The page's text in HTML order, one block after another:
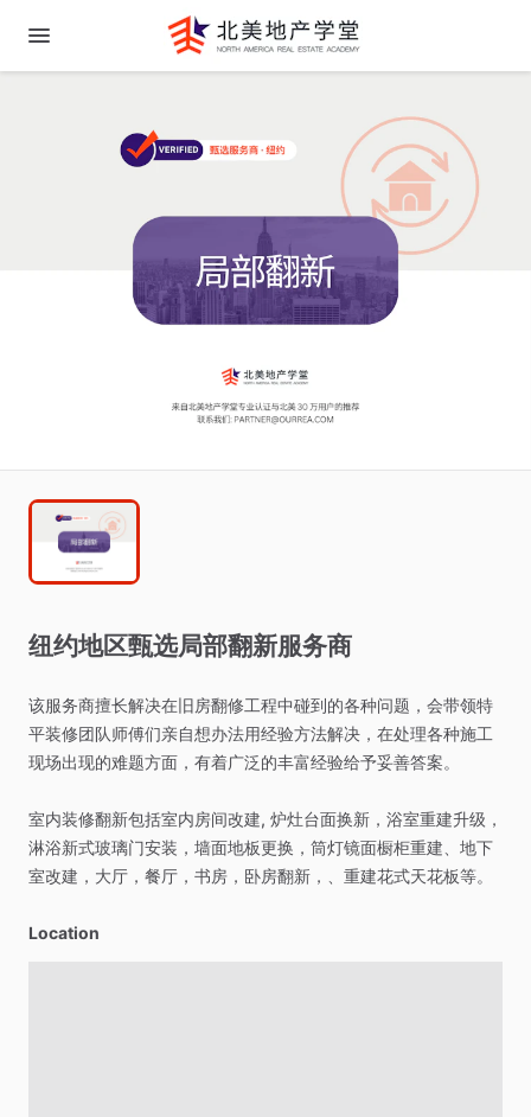
纽约地区甄选局部翻新服务商
该服务商擅长解决在旧房翻修工程中碰到的各种问题，会带领特
平装修团队师傅们亲自想办法用经验方法解决，在处理各种施工
现场出现的难题方面，有着广泛的丰富经验给予妥善答案。
室内装修翻新包括室内房间改建, 炉灶台面换新，浴室重建升级，
淋浴新式玻璃门安装，墙面地板更换，筒灯镜面橱柜重建、地下
室改建，大厅，餐厅，书房，卧房翻新，、重建花式天花板等。
Location